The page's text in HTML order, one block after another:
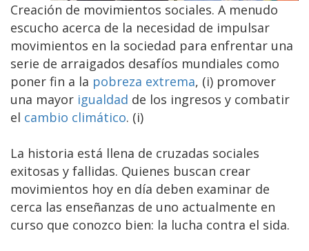
Creación de movimientos sociales. A menudo
escucho acerca de la necesidad de impulsar
movimientos en la sociedad para enfrentar una
serie de arraigados desafíos mundiales como
poner fin a la pobreza extrema, (i) promover
una mayor igualdad de los ingresos y combatir
el cambio climático. (i)
La historia está llena de cruzadas sociales
exitosas y fallidas. Quienes buscan crear
movimientos hoy en día deben examinar de
cerca las enseñanzas de uno actualmente en
curso que conozco bien: la lucha contra el sida.